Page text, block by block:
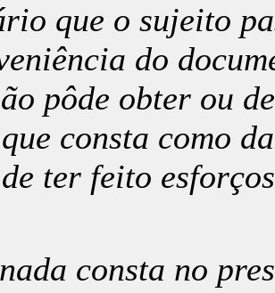
que o sujeito
do
pôde obter ou
consta como
ter feito
consta no